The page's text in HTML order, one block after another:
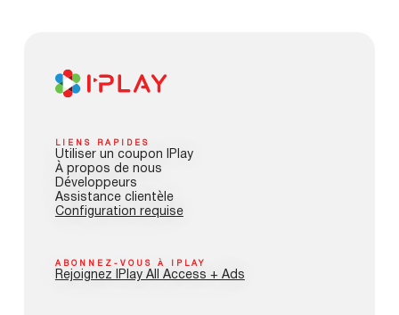
LIENS RAPIDES
Utiliser un coupon IPlay
À propos de nous
Développeurs
Assistance clientèle
Configuration requise
ABONNEZ-VOUS À IPLAY
Rejoignez IPlay All Access + Ads